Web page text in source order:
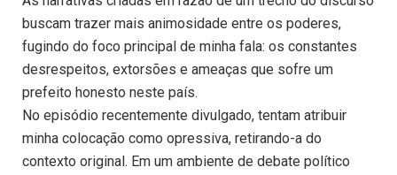
buscam trazer mais animosidade entre os poderes,
fugindo do foco principal de minha fala: os constantes
desrespeitos, extorsões e ameaças que sofre um
prefeito honesto neste país.
No episódio recentemente divulgado, tentam atribuir
minha colocação como opressiva, retirando-a do
contexto original. Em um ambiente de debate político